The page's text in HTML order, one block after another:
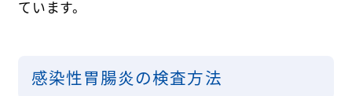
ています。
感染性胃腸炎の検査方法